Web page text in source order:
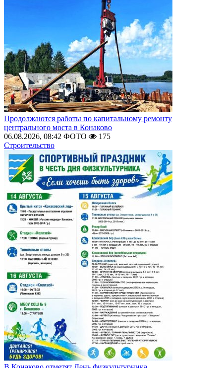
Продолжаются работы по капитальному ремонту
центрального моста в Конаково
06.08.2026, 08:42 ФОТО
175
Строительство